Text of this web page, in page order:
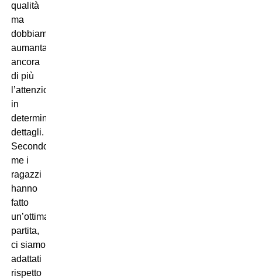
qualità
ma
dobbiamo
aumantare
ancora
di più
l’attenzio
in
determinati
dettagli.
Secondo
me i
ragazzi
hanno
fatto
un’ottima
partita,
ci siamo
adattati
rispetto